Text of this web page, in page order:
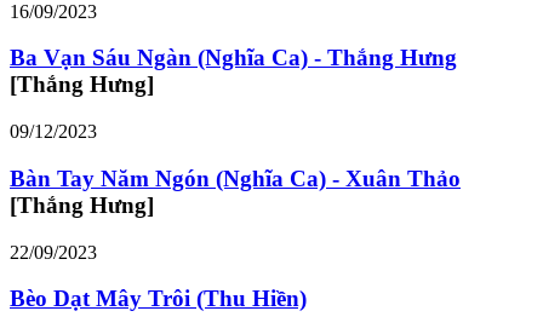
16/09/2023
Ba Vạn Sáu Ngàn (Nghĩa Ca) - Thắng Hưng
[Thắng Hưng]
09/12/2023
Bàn Tay Năm Ngón (Nghĩa Ca) - Xuân Thảo
[Thắng Hưng]
22/09/2023
Bèo Dạt Mây Trôi (Thu Hiền)